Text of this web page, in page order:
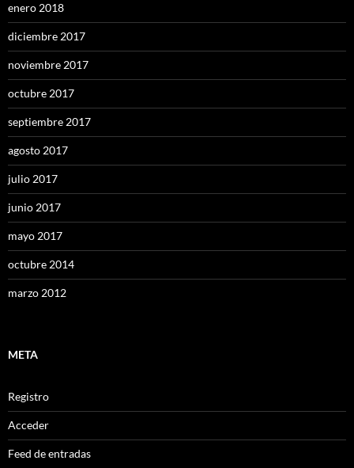
enero 2018
diciembre 2017
noviembre 2017
octubre 2017
septiembre 2017
agosto 2017
julio 2017
junio 2017
mayo 2017
octubre 2014
marzo 2012
META
Registro
Acceder
Feed de entradas